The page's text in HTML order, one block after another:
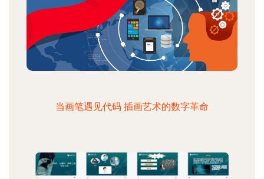
当画笔遇见代码 插画艺术的数字革命